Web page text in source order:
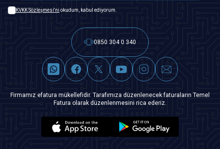
KVKK Sözleşmesi'ni okudum, kabul ediyorum.
0850 304 0 340
Firmamız efatura mükellefidir. Tarafımıza düzenlenecek faturaların Temel
Fatura olarak düzenlenmesini rica ederiz.